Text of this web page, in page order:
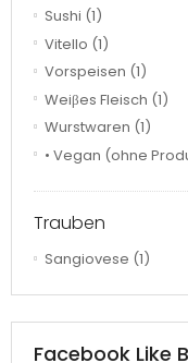
Sushi (1)
Vitello (1)
Vorspeisen (1)
Weiβes Fleisch (1)
Wurstwaren (1)
• Vegan (ohne
Trauben
Sangiovese (1)
Facebook Like